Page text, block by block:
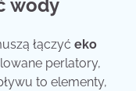
wody
łączyć eko
perlatory,
to elementy,